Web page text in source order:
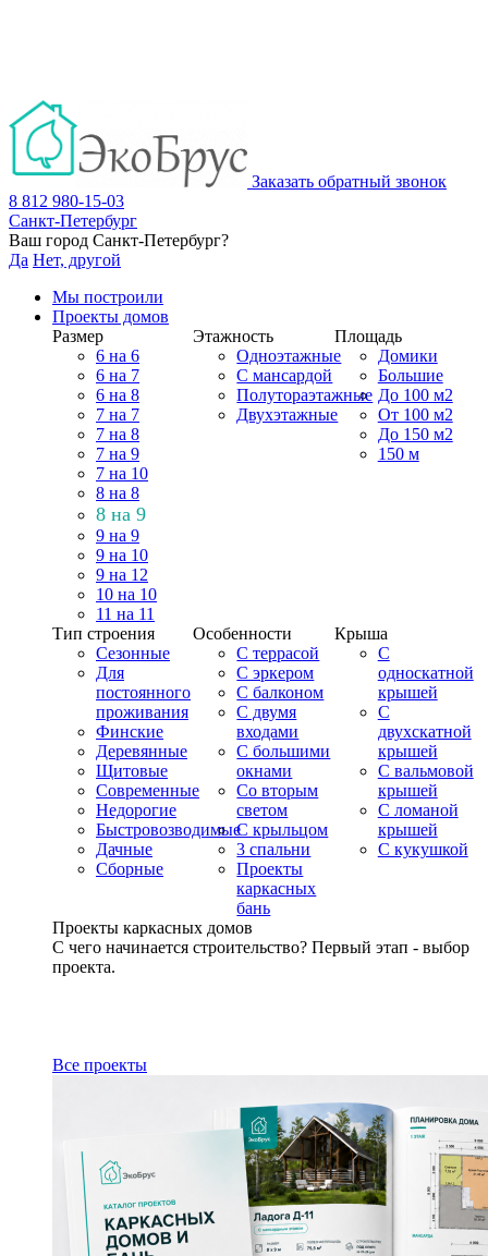
Заказать обратный звонок
8 812 980-15-03
Санкт-Петербург
Ваш город Санкт-Петербург?
Да Нет, другой
Мы построили
Проекты домов
Размер
6 на 6
6 на 7
6 на 8
7 на 7
7 на 8
7 на 9
7 на 10
8 на 8
8 на 9
9 на 9
9 на 10
9 на 12
10 на 10
11 на 11
Этажность
Одноэтажные
С мансардой
Полутораэтажные
Двухэтажные
Площадь
Домики
Большие
До 100 м2
От 100 м2
До 150 м2
150 м
Тип строения
Сезонные
Для
постоянного
проживания
Финские
Деревянные
Щитовые
Современные
Недорогие
Быстровозводимые
Дачные
Сборные
Особенности
С террасой
С эркером
С балконом
С двумя
входами
С большими
окнами
Со вторым
светом
С крыльцом
3 спальни
Проекты
каркасных
бань
Крыша
С
односкатной
крышей
С
двухскатной
крышей
С вальмовой
крышей
С ломаной
крышей
С кукушкой
Проекты каркасных домов
С чего начинается строительство? Первый этап - выбор
проекта.
Все проекты